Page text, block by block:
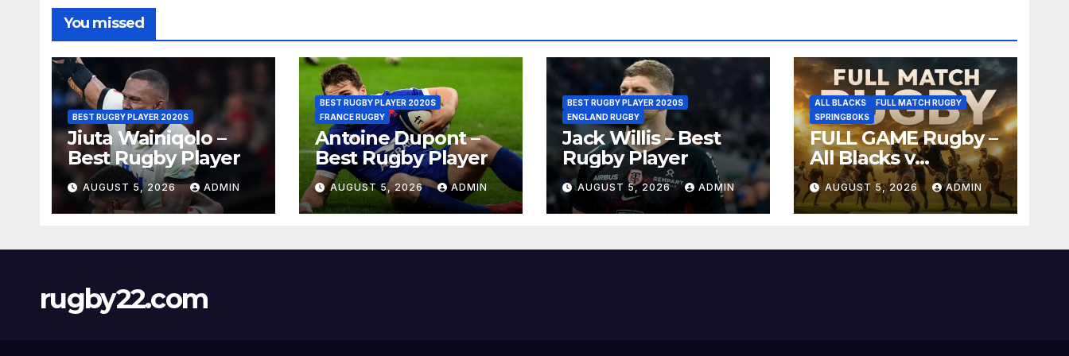
You missed
BEST RUGBY PLAYER 2020S
Jiuta Wainiqolo –
Best Rugby Player
AUGUST 5, 2026 ADMIN
BEST RUGBY PLAYER 2020S
FRANCE RUGBY
Antoine Dupont –
Best Rugby Player
AUGUST 5, 2026 ADMIN
BEST RUGBY PLAYER 2020S
ENGLAND RUGBY
Jack Willis – Best
Rugby Player
AUGUST 5, 2026 ADMIN
ALL BLACKS
FULL MATCH RUGBY
SPRINGBOKS
FULL GAME Rugby –
All Blacks v
Springboks – 1996 –
Pretoria
AUGUST 5, 2026 ADMIN
rugby22.com